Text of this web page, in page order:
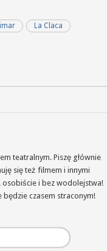
La Claca
teatralnym. Piszę głównie
się też filmem i innymi
osobiście i bez wodolejstwa!
będzie czasem straconym!